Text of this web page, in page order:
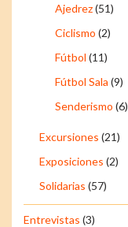
Ajedrez(51)
Ciclismo (2)
Fútbol (11)
Fútbol Sala (9)
Senderismo (6)
Excursiones (21)
Exposiciones (2)
Solidarias (57)
Entrevistas (3)